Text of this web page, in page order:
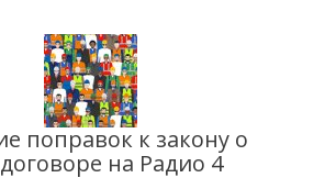
поправок к закону о
на Радио 4